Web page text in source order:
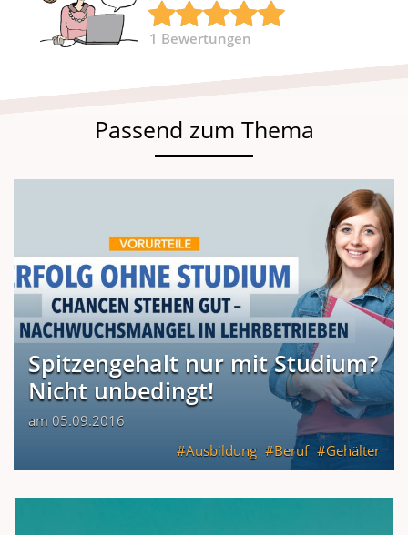
1 Bewertungen
Passend zum Thema
Spitzengehalt nur mit Studium?
Nicht unbedingt!
am 05.09.2016
Ausbildung
Beruf Gehälter